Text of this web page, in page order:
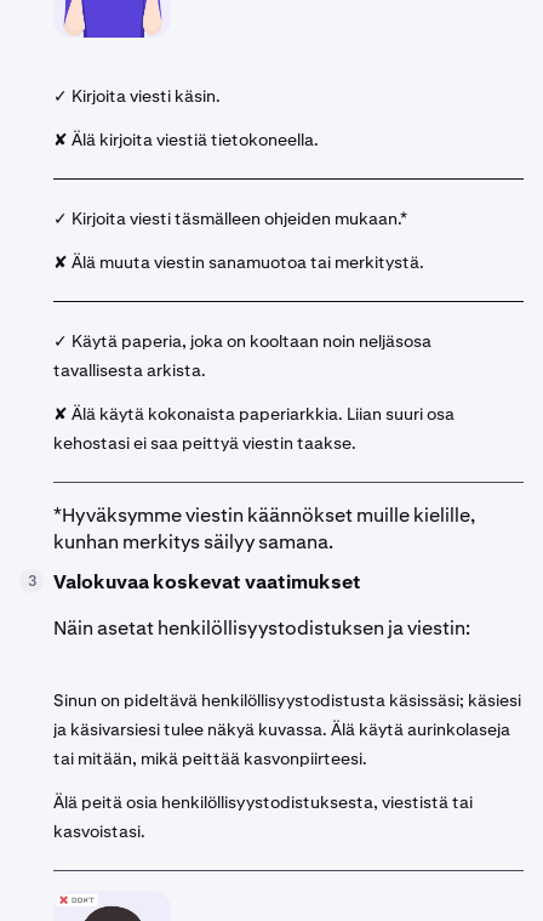
✓ Kirjoita viesti käsin.
✘ Älä kirjoita viestiä tietokoneella.
✓ Kirjoita viesti täsmälleen ohjeiden mukaan.*
✘ Älä muuta viestin sanamuotoa tai merkitystä.
✓ Käytä paperia, joka on kooltaan noin neljäsosa
tavallisesta arkista.
✘ Älä käytä kokonaista paperiarkkia. Liian suuri osa
kehostasi ei saa peittyä viestin taakse.
*Hyväksymme viestin käännökset muille kielille,
kunhan merkitys säilyy samana.
3
Valokuvaa koskevat vaatimukset
Näin asetat henkilöllisyystodistuksen ja viestin:
Sinun on pideltävä henkilöllisyystodistusta käsissäsi; käsiesi
ja käsivarsiesi tulee näkyä kuvassa. Älä käytä aurinkolaseja
tai mitään, mikä peittää kasvonpiirteesi.
Älä peitä osia henkilöllisyystodistuksesta, viestistä tai
kasvoistasi.